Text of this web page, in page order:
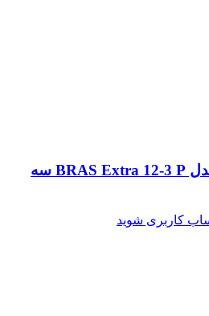
شربت سرد کن براس مدل BRAS Extra 12-3 P سه
کاربری شوید